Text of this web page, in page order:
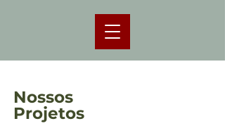
Nossos
Projetos